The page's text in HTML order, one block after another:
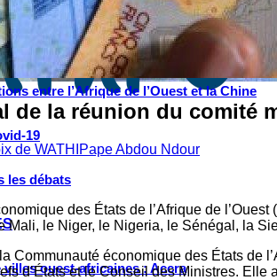
sociaux
entre l’Afrique de l’Ouest et la Chine
19
les débats
villes ouest-africaines : Accra
de la réunion du comité
de WATHI Pape Abdou Ndour
des États de l’Afrique de
Mali, le Niger, le Nigeria, le Sénégal, la
Communauté économique des États de
d’États et le Conseil des Ministres.